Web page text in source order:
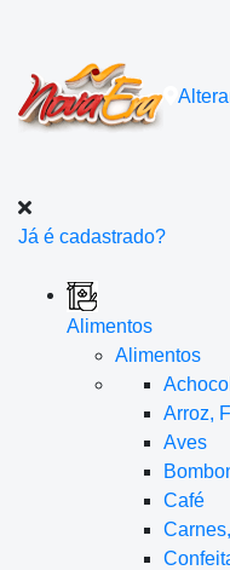
Já é cadastrado?
Alimentos
Alimentos
Arroz,
Aves
Café